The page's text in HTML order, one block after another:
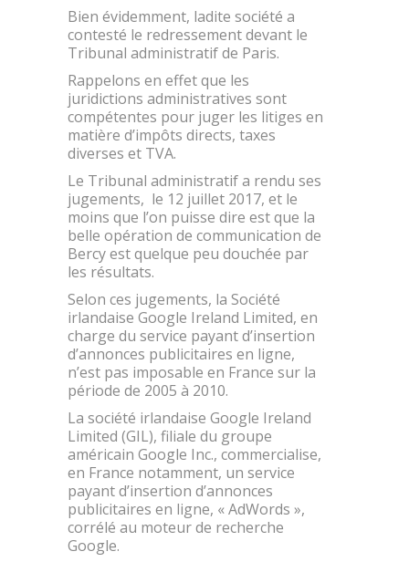
Bien évidemment, ladite société a
contesté le redressement devant le
Tribunal administratif de Paris.
Rappelons en effet que les
juridictions administratives sont
compétentes pour juger les litiges en
matière d’impôts directs, taxes
diverses et TVA.
Le Tribunal administratif a rendu ses
jugements, le 12 juillet 2017, et le
moins que l’on puisse dire est que la
belle opération de communication de
Bercy est quelque peu douchée par
les résultats.
Selon ces jugements, la Société
irlandaise Google Ireland Limited, en
charge du service payant d’insertion
d’annonces publicitaires en ligne,
n’est pas imposable en France sur la
période de 2005 à 2010.
La société irlandaise Google Ireland
Limited (GIL), filiale du groupe
américain Google Inc., commercialise,
en France notamment, un service
payant d’insertion d’annonces
publicitaires en ligne, « AdWords »,
corrélé au moteur de recherche
Google.